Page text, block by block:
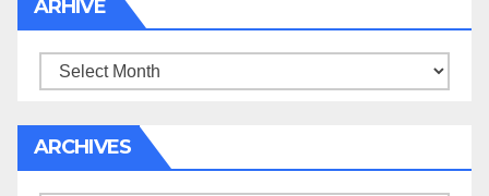
ARHIVE
Arhive
ARCHIVES